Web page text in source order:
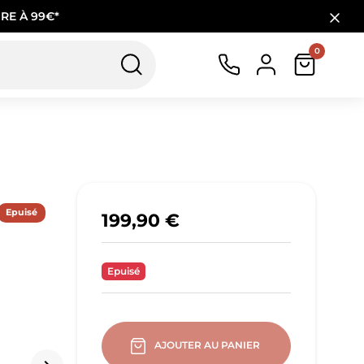
À 99€*
0
Epuisé 199,90 €
Epuisé
AJOUTER AU PANIER